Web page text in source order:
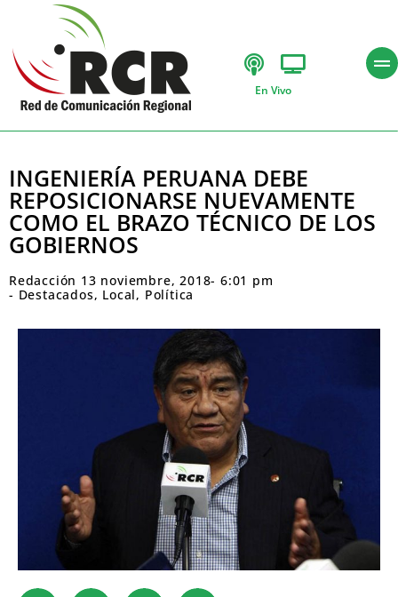
En Vivo
INGENIERÍA PERUANA DEBE
REPOSICIONARSE NUEVAMENTE
COMO EL BRAZO TÉCNICO DE LOS
GOBIERNOS
Redacción 13 noviembre, 2018- 6:01 pm
- Destacados, Local, Política